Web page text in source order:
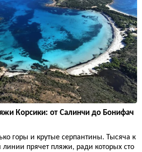
Корсики: от Салинчи до Бонифач
горы и крутые серпантины. Тысяча к
линии прячет пляжи, ради которых сто